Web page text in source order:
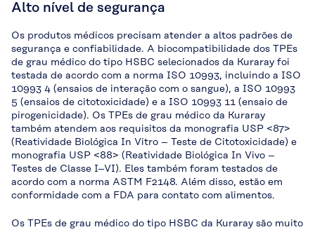
Alto nível de segurança
Os produtos médicos precisam atender a altos padrões de
segurança e confiabilidade. A biocompatibilidade dos TPEs
de grau médico do tipo HSBC selecionados da Kuraray foi
testada de acordo com a norma ISO 10993, incluindo a ISO
10993 4 (ensaios de interação com o sangue), a ISO 10993
5 (ensaios de citotoxicidade) e a ISO 10993 11 (ensaio de
pirogenicidade). Os TPEs de grau médico da Kuraray
também atendem aos requisitos da monografia USP <87>
(Reatividade Biológica In Vitro – Teste de Citotoxicidade) e
monografia USP <88> (Reatividade Biológica In Vivo –
Testes de Classe I–VI). Eles também foram testados de
acordo com a norma ASTM F2148. Além disso, estão em
conformidade com a FDA para contato com alimentos.
Os TPEs de grau médico do tipo HSBC da Kuraray são muito